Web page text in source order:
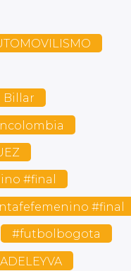
Billar
#final
#final
#futbolbogota